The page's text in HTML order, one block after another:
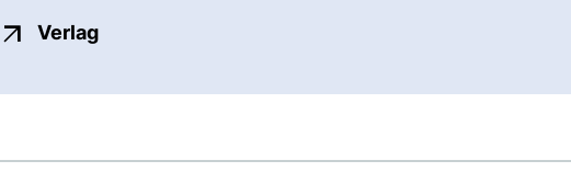
Verlagexterner Link, öffnet neues Fenster